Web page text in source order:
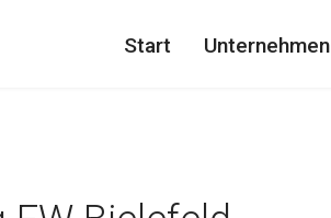
Start Unternehmen